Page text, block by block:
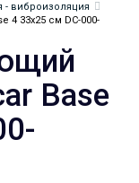
виброизоляция
33x25 см DC-000-
Base